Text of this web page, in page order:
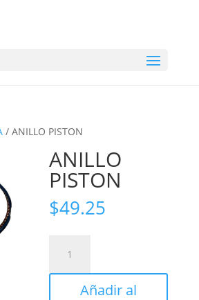
/ ANILLO PISTON
ANILLO
PISTON
$49.25
PISTON
cantidad
Añadir al